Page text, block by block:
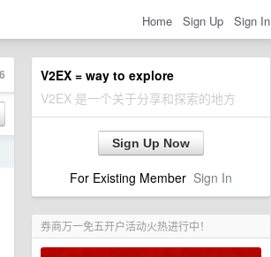
Home Sign Up Sign In
V2EX = way to explore
V2EX 是一个关于分享和探索的地方
Sign Up Now
For Existing Member Sign In
券商万一免五开户活动火热进行中！